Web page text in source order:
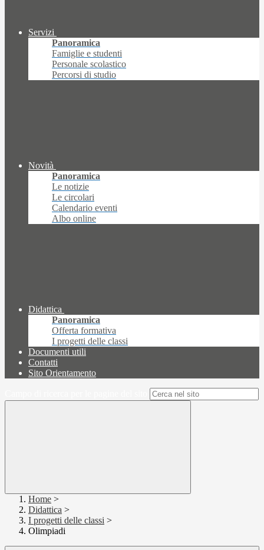
Servizi
Panoramica
Famiglie e studenti
Personale scolastico
Percorsi di studio
Novità
Panoramica
Le notizie
Le circolari
Calendario eventi
Albo online
Didattica
Panoramica
Offerta formativa
I progetti delle classi
Documenti utili
Contatti
Sito Orientamento
Home >
Didattica >
I progetti delle classi >
Olimpiadi